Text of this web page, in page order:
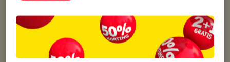
Kruidvat is altijd voordelig
Gratis ophalen in de winkel
Op werkdagen voor 22:00 uur besteld, volgende dag in huis
Gratis thuisbezorgd vanaf 50.00